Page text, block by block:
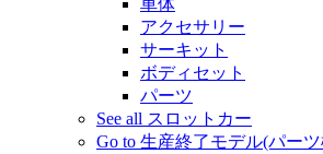
車体
アクセサリー
サーキット
ボディセット
パーツ
See all スロットカー
Go to 生産終了モデル(パー